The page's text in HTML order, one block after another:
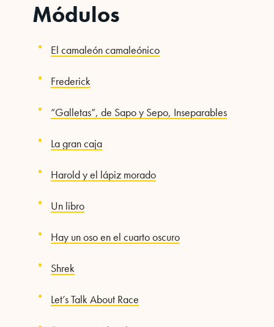
Módulos
El camaleón camaleónico
Frederick
“Galletas”, de Sapo y Sepo, Inseparables
La gran caja
Harold y el lápiz morado
Un libro
Hay un oso en el cuarto oscuro
Shrek
Let’s Talk About Race